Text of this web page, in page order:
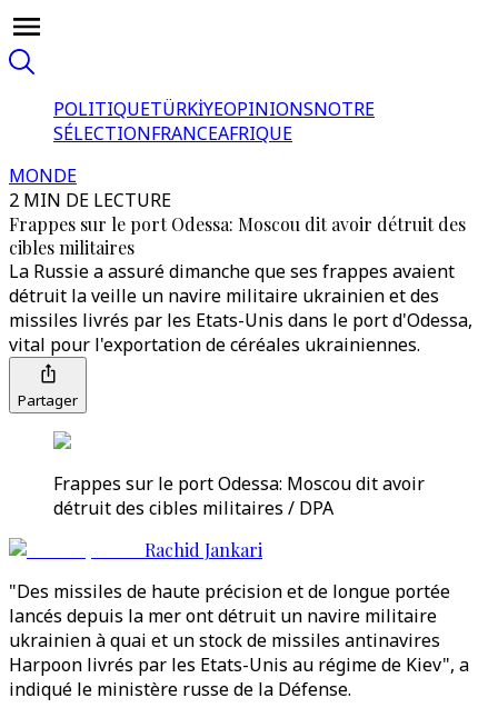
POLITIQUETÜRKİYEOPINIONSNOTRE
SÉLECTIONFRANCEAFRIQUE
MONDE
2 MIN DE LECTURE
Frappes sur le port Odessa: Moscou dit avoir détruit des
cibles militaires
La Russie a assuré dimanche que ses frappes avaient
détruit la veille un navire militaire ukrainien et des
missiles livrés par les Etats-Unis dans le port d'Odessa,
vital pour l'exportation de céréales ukrainiennes.
Partager
Frappes sur le port Odessa: Moscou dit avoir
détruit des cibles militaires / DPA
Rachid Jankari
"Des missiles de haute précision et de longue portée
lancés depuis la mer ont détruit un navire militaire
ukrainien à quai et un stock de missiles antinavires
Harpoon livrés par les Etats-Unis au régime de Kiev", a
indiqué le ministère russe de la Défense.